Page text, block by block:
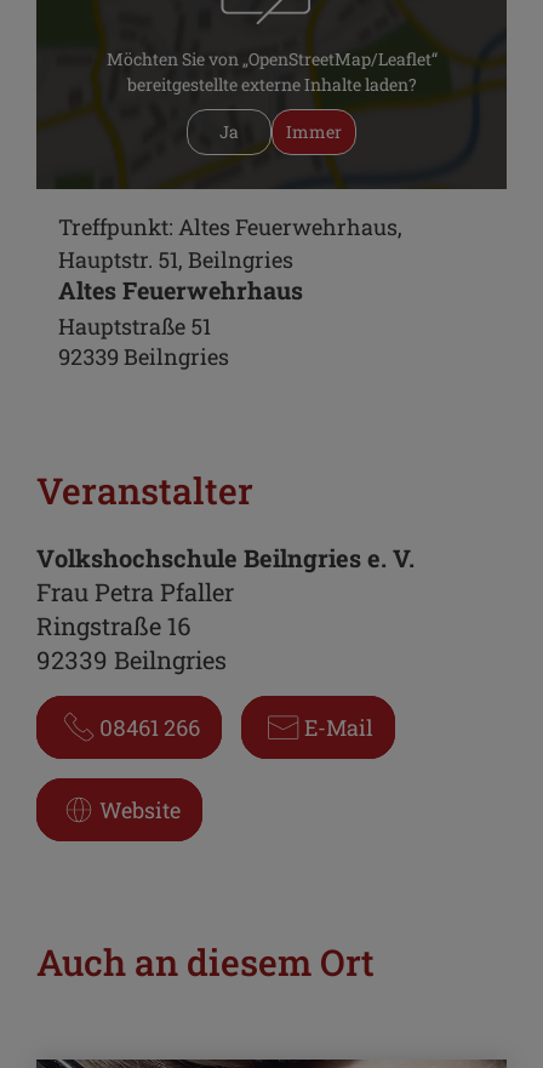
Möchten Sie von „OpenStreetMap/Leaflet“
bereitgestellte externe Inhalte laden?
Ja Immer
Treffpunkt: Altes Feuerwehrhaus,
Hauptstr. 51, Beilngries
Altes Feuerwehrhaus
Hauptstraße 51
92339 Beilngries
Veranstalter
Volkshochschule Beilngries e. V.
Frau Petra Pfaller
Ringstraße 16
92339 Beilngries
08461 266 E-Mail
Website
Auch an diesem Ort